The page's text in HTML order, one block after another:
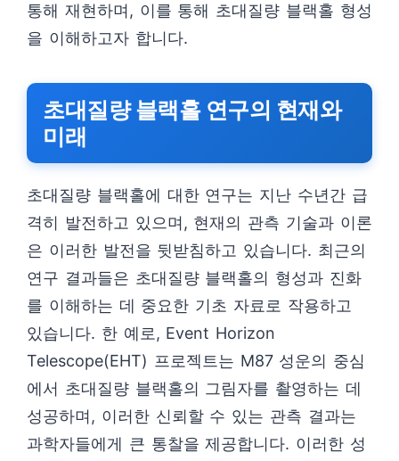
통해 재현하며, 이를 통해 초대질량 블랙홀 형성
을 이해하고자 합니다.
초대질량 블랙홀 연구의 현재와
미래
초대질량 블랙홀에 대한 연구는 지난 수년간 급
격히 발전하고 있으며, 현재의 관측 기술과 이론
은 이러한 발전을 뒷받침하고 있습니다. 최근의
연구 결과들은 초대질량 블랙홀의 형성과 진화
를 이해하는 데 중요한 기초 자료로 작용하고
있습니다. 한 예로, Event Horizon
Telescope(EHT) 프로젝트는 M87 성운의 중심
에서 초대질량 블랙홀의 그림자를 촬영하는 데
성공하며, 이러한 신뢰할 수 있는 관측 결과는
과학자들에게 큰 통찰을 제공합니다. 이러한 성